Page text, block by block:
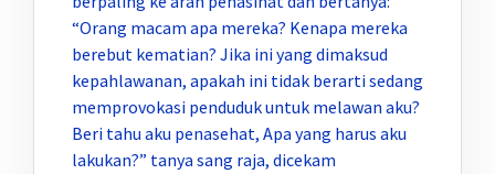
“Orang macam apa mereka? Kenapa mereka
berebut kematian? Jika ini yang dimaksud
kepahlawanan, apakah ini tidak berarti sedang
memprovokasi penduduk untuk melawan aku?
Beri tahu aku penasehat, Apa yang harus aku
lakukan?” tanya sang raja, dicekam